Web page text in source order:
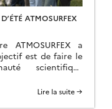
ATMOSURFEX
ATMOSURFEX a
est de faire le
scientifique
(modélisation de
Lire la suite →